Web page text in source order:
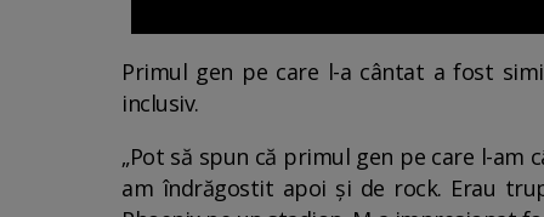
Primul gen pe care l-a cântat a fost
inclusiv.
„Pot să spun că primul gen pe care l-
am îndrăgostit apoi și de rock. Erau